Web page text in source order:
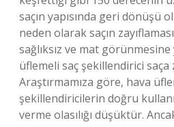
saçın yapısında geri dönüşü
neden olarak saçın
sağlıksız ve mat görünmesine
üflemeli saç şekillendirici
Araştırmamıza göre, hava
şekillendiricilerin doğru
verme olasılığı düşüktür.